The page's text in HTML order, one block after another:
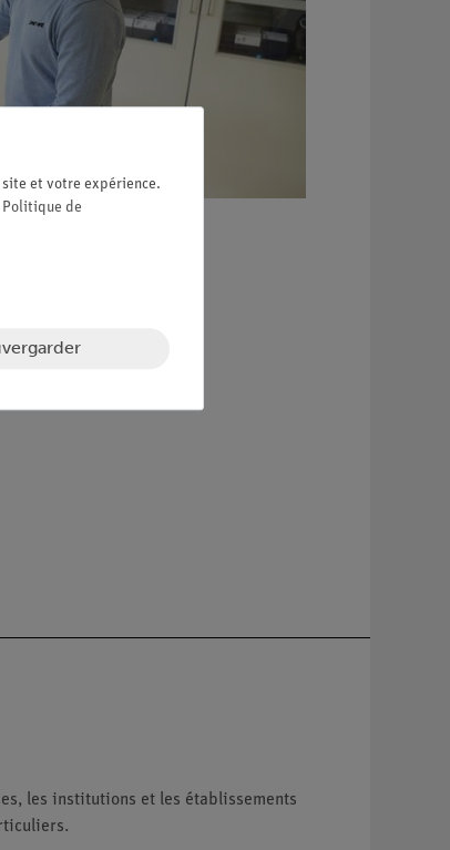
les institutions et les établissements
et votre expérience.
Politique de